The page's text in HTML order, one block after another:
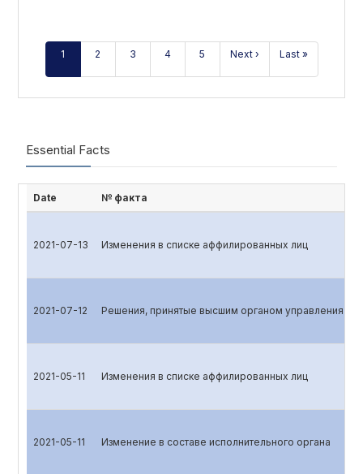
1 2 3 4 5 Next › Last »
Essential Facts
Date № факта
2021-07-13 Изменения в списке аффилированных лиц
2021-07-12 Решения, принятые высшим органом управления
2021-05-11 Изменения в списке аффилированных лиц
2021-05-11 Изменение в составе исполнительного органа